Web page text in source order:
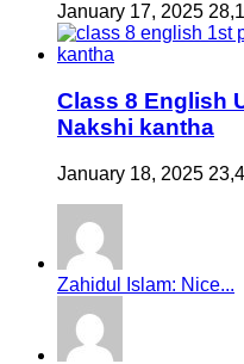
January 17, 2025
Class 8 English
Nakshi kantha
January 18, 2025
Zahidul Islam: Nice...